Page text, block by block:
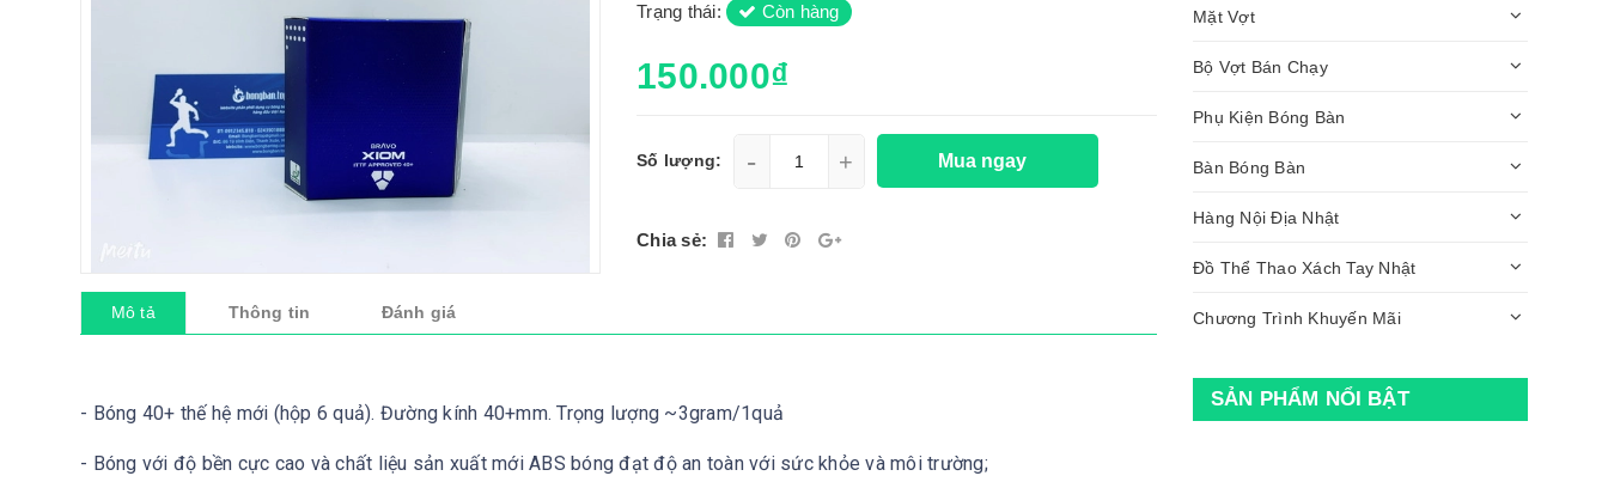
Trạng thái: Còn hàng
150.000₫
Số lượng: - + Mua ngay
Chia sẻ:
Mô tả Thông tin Đánh giá
- Bóng 40+ thế hệ mới (hộp 6 quả). Đường kính 40+mm. Trọng lượng ~3gram/1quả
- Bóng với độ bền cực cao và chất liệu sản xuất mới ABS bóng đạt độ an toàn với sức khỏe và môi trường;
Mặt Vợt
Bộ Vợt Bán Chạy
Phụ Kiện Bóng Bàn
Bàn Bóng Bàn
Hàng Nội Địa Nhật
Đồ Thể Thao Xách Tay Nhật
Chương Trình Khuyến Mãi
SẢN PHẨM NỔI BẬT